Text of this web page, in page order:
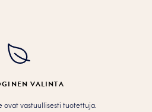
VALINTA
ovat vastuullisesti tuotettuja.